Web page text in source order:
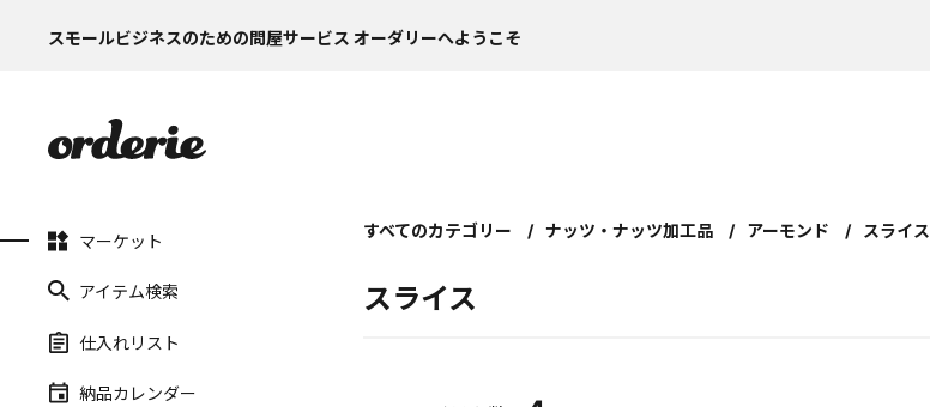
スモールビジネスのための問屋サービス オーダリーへようこそ
マーケット
アイテム検索
仕入れリスト
納品カレンダー
すべてのカテゴリー ナッツ・ナッツ加工品 アーモンド スライス
スライス